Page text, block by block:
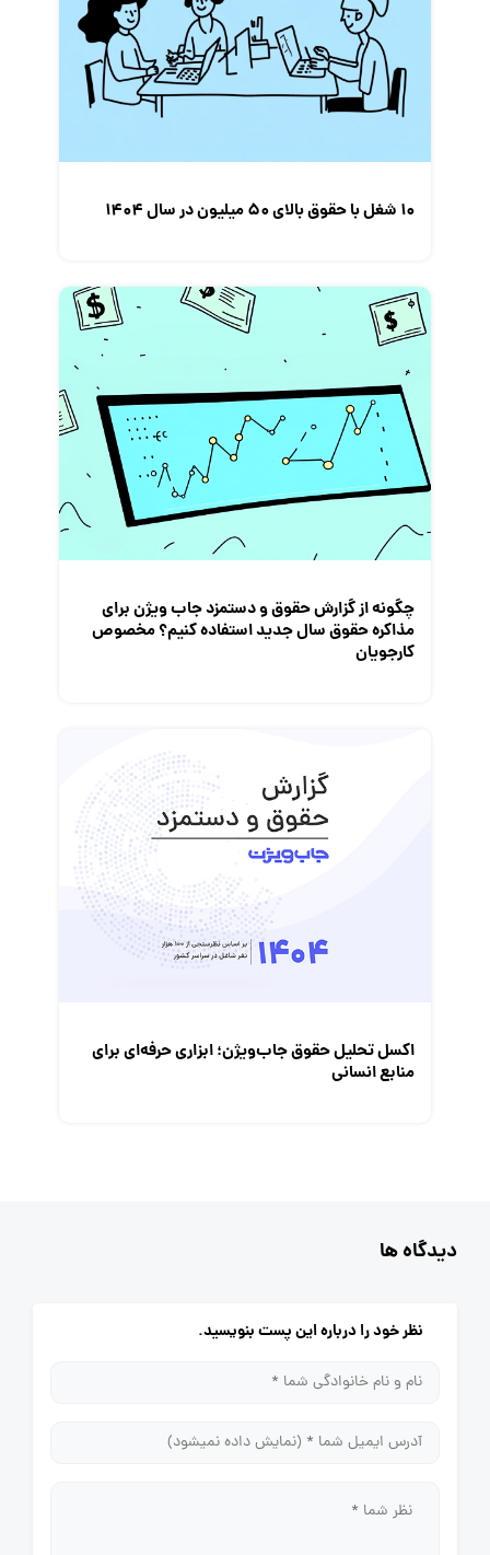
مصاحبه شغلی
معرفی شرکت ها
معرفی متخصصان منابع انسانی
معرفی مشاغل
10 شغل با حقوق بالای 50 میلیون در سال 1404
چگونه از گزارش حقوق و دستمزد جاب ویژن برای
مذاکره حقوق سال جدید استفاده کنیم؟ مخصوص
کارجویان
اکسل تحلیل حقوق جاب‌ویژن؛ ابزاری حرفه‌ای برای
منابع انسانی
دیدگاه ها
نظر خود را درباره این پست بنویسید.